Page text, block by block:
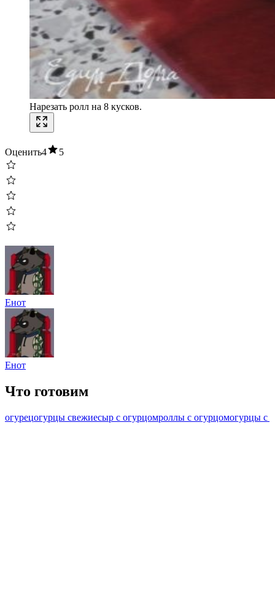
Нарезать ролл на 8 кусков.
Оценить4 5
Енот
Енот
Что готовим
огурецогурцы свежиесыр с огурцомроллы с огурцомогурцы с